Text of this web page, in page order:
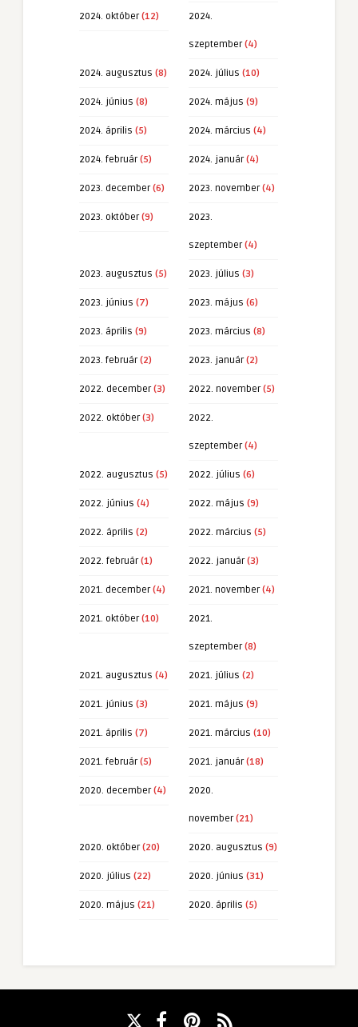
2024. október(12) 2024.
szeptember(4)
2024. augusztus (8) 2024. július (10)
2024. június (8) 2024. május (9)
2024. április (5) 2024. március (4)
2024. február(5) 2024. január(4)
2023. december(6) 2023. november(4)
2023. október(9) 2023.
szeptember(4)
2023. augusztus (5) 2023. július (3)
2023. június (7) 2023. május (6)
2023. április (9) 2023. március (8)
2023. február(2) 2023. január(2)
2022. december(3) 2022. november(5)
2022. október(3) 2022.
szeptember(4)
2022. augusztus (5) 2022. július (6)
2022. június (4) 2022. május (9)
2022. április (2) 2022. március (5)
2022. február(1) 2022. január(3)
2021. december(4) 2021. november(4)
2021. október(10) 2021.
szeptember(8)
2021. augusztus (4) 2021. július (2)
2021. június (3) 2021. május (9)
2021. április (7) 2021. március (10)
2021. február(5) 2021. január(18)
2020. december(4) 2020.
november(21)
2020. október(20) 2020. augusztus (9)
2020. július (22) 2020. június (31)
2020. május (21) 2020. április (5)